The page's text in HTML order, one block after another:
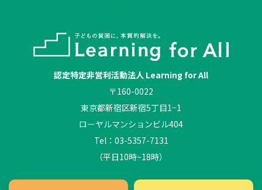
認定特定非営利活動法人 Learning for All
〒160-0022
東京都新宿区新宿5丁目1−1
ローヤルマンションビル404
Tel：03-5357-7131
（平日10時~18時）